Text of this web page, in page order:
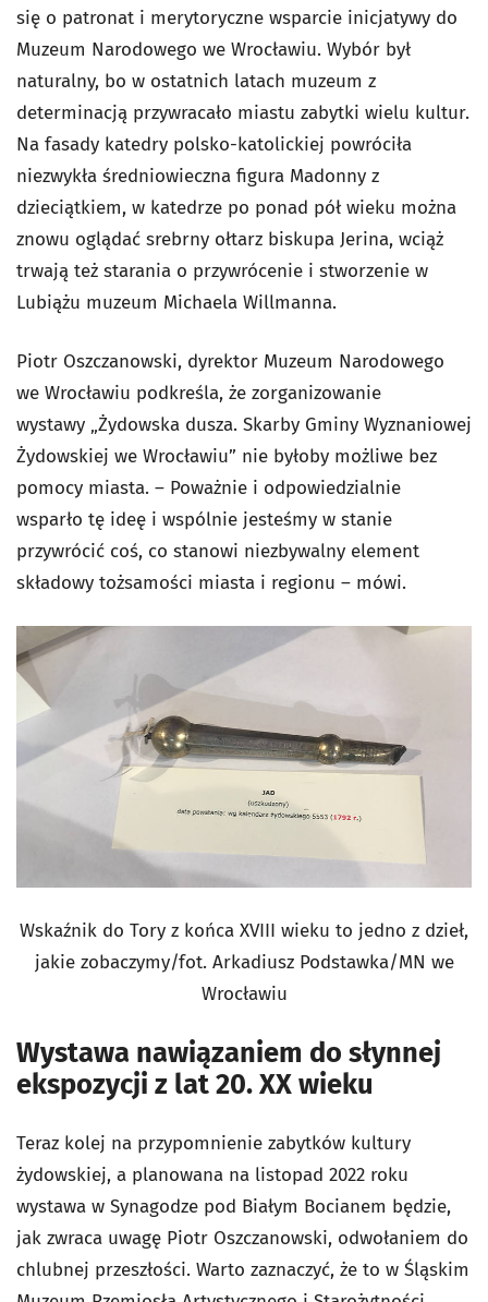
się o patronat i merytoryczne wsparcie inicjatywy do
Muzeum Narodowego we Wrocławiu. Wybór był
naturalny, bo w ostatnich latach muzeum z
determinacją przywracało miastu zabytki wielu kultur.
Na fasady katedry polsko-katolickiej powróciła
niezwykła średniowieczna figura Madonny z
dzieciątkiem, w katedrze po ponad pół wieku można
znowu oglądać srebrny ołtarz biskupa Jerina, wciąż
trwają też starania o przywrócenie i stworzenie w
Lubiążu muzeum Michaela Willmanna.
Piotr Oszczanowski, dyrektor Muzeum Narodowego
we Wrocławiu podkreśla, że zorganizowanie
wystawy „Żydowska dusza. Skarby Gminy Wyznaniowej
Żydowskiej we Wrocławiu” nie byłoby możliwe bez
pomocy miasta. – Poważnie i odpowiedzialnie
wsparło tę ideę i wspólnie jesteśmy w stanie
przywrócić coś, co stanowi niezbywalny element
składowy tożsamości miasta i regionu – mówi.
Wskaźnik do Tory z końca XVIII wieku to jedno z dzieł,
jakie zobaczymy/fot. Arkadiusz Podstawka/MN we
Wrocławiu
Wystawa nawiązaniem do słynnej
ekspozycji z lat 20. XX wieku
Teraz kolej na przypomnienie zabytków kultury
żydowskiej, a planowana na listopad 2022 roku
wystawa w Synagodze pod Białym Bocianem będzie,
jak zwraca uwagę Piotr Oszczanowski, odwołaniem do
chlubnej przeszłości. Warto zaznaczyć, że to w Śląskim